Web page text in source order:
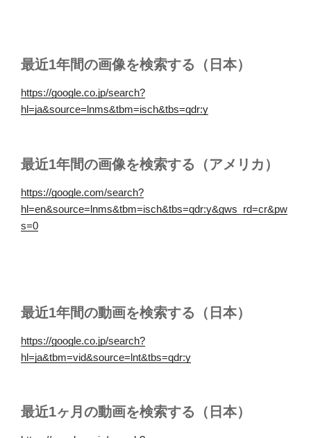
最近1年間の画像を検索する（日本）
https://google.co.jp/search?
hl=ja&source=lnms&tbm=isch&tbs=qdr:y
最近1年間の画像を検索する（アメリカ）
https://google.com/search?
hl=en&source=lnms&tbm=isch&tbs=qdr:y&gws_rd=cr&pw
s=0
最近1年間の動画を検索する（日本）
https://google.co.jp/search?
hl=ja&tbm=vid&source=lnt&tbs=qdr:y
最近1ヶ月の動画を検索する（日本）